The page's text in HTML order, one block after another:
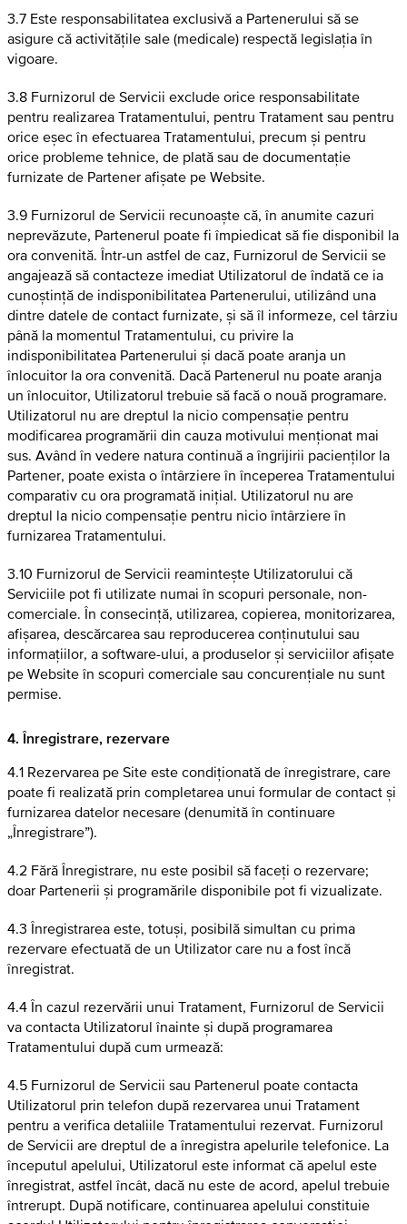
3.7 Este responsabilitatea exclusivă a Partenerului să se
asigure că activitățile sale (medicale) respectă legislația în
vigoare.
3.8 Furnizorul de Servicii exclude orice responsabilitate
pentru realizarea Tratamentului, pentru Tratament sau pentru
orice eșec în efectuarea Tratamentului, precum și pentru
orice probleme tehnice, de plată sau de documentație
furnizate de Partener afișate pe Website.
3.9 Furnizorul de Servicii recunoaște că, în anumite cazuri
neprevăzute, Partenerul poate fi împiedicat să fie disponibil la
ora convenită. Într-un astfel de caz, Furnizorul de Servicii se
angajează să contacteze imediat Utilizatorul de îndată ce ia
cunoștință de indisponibilitatea Partenerului, utilizând una
dintre datele de contact furnizate, și să îl informeze, cel târziu
până la momentul Tratamentului, cu privire la
indisponibilitatea Partenerului și dacă poate aranja un
înlocuitor la ora convenită. Dacă Partenerul nu poate aranja
un înlocuitor, Utilizatorul trebuie să facă o nouă programare.
Utilizatorul nu are dreptul la nicio compensație pentru
modificarea programării din cauza motivului menționat mai
sus. Având în vedere natura continuă a îngrijirii pacienților la
Partener, poate exista o întârziere în începerea Tratamentului
comparativ cu ora programată inițial. Utilizatorul nu are
dreptul la nicio compensație pentru nicio întârziere în
furnizarea Tratamentului.
3.10 Furnizorul de Servicii reamintește Utilizatorului că
Serviciile pot fi utilizate numai în scopuri personale, non-
comerciale. În consecință, utilizarea, copierea, monitorizarea,
afișarea, descărcarea sau reproducerea conținutului sau
informațiilor, a software-ului, a produselor și serviciilor afișate
pe Website în scopuri comerciale sau concurențiale nu sunt
permise.
4. Înregistrare, rezervare
4.1 Rezervarea pe Site este condiționată de înregistrare, care
poate fi realizată prin completarea unui formular de contact și
furnizarea datelor necesare (denumită în continuare
„Înregistrare”).
4.2 Fără Înregistrare, nu este posibil să faceți o rezervare;
doar Partenerii și programările disponibile pot fi vizualizate.
4.3 Înregistrarea este, totuși, posibilă simultan cu prima
rezervare efectuată de un Utilizator care nu a fost încă
înregistrat.
4.4 În cazul rezervării unui Tratament, Furnizorul de Servicii
va contacta Utilizatorul înainte și după programarea
Tratamentului după cum urmează:
4.5 Furnizorul de Servicii sau Partenerul poate contacta
Utilizatorul prin telefon după rezervarea unui Tratament
pentru a verifica detaliile Tratamentului rezervat. Furnizorul
de Servicii are dreptul de a înregistra apelurile telefonice. La
începutul apelului, Utilizatorul este informat că apelul este
înregistrat, astfel încât, dacă nu este de acord, apelul trebuie
întrerupt. După notificare, continuarea apelului constituie